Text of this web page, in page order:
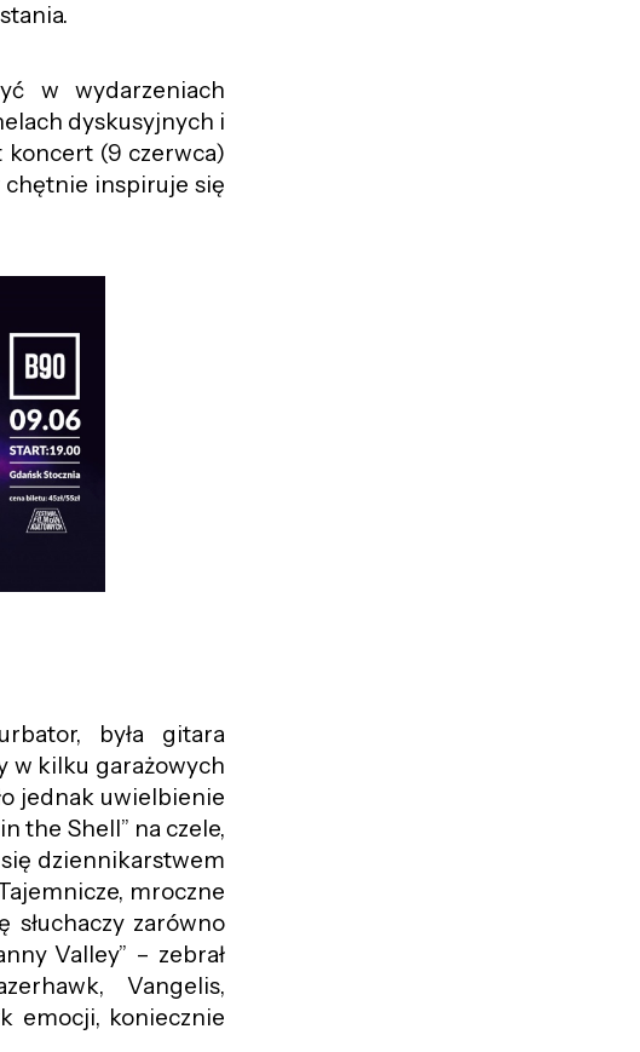
w wydarzeniach
dyskusyjnych i
koncert (9 czerwca)
inspiruje się
była gitara
w kilku garażowych
jednak uwielbienie
the Shell” na czele,
dziennikarstwem
mroczne
słuchaczy zarówno
Valley” – zebrał
Vangelis,
emocji, koniecznie